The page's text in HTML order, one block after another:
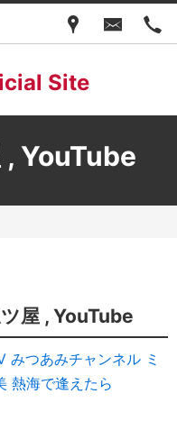
Site
, YouTube
屋 , YouTube
みつあみチャンネル ミ
熱海で逢えたら